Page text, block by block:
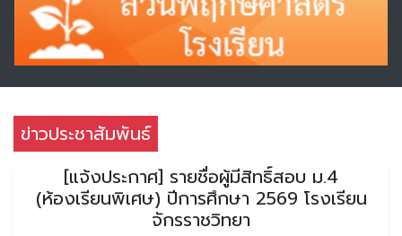
ข่าวประชาสัมพันธ์
[แจ้งประกาศ] รายชื่อผู้มีสิทธิ์สอบ ม.4
(ห้องเรียนพิเศษ) ปีการศึกษา 2569 โรงเรียน
จักรราชวิทยา